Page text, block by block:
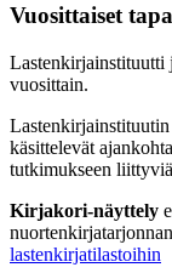
Vuosittaiset
Lastenkirjainstituutti
vuosittain.
käsittelevät
tutkimukseen
Kirjakori-näyttely
lastenkirjatilastoihin